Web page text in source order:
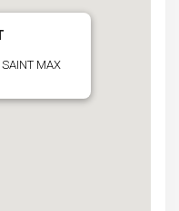
SAINT MAX